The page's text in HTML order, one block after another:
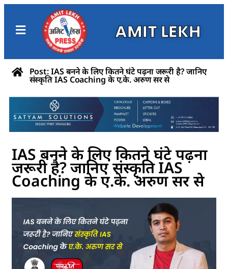
AMIT LEKH
Post: IAS बनने के लिए कितने घंटे पढ़ना जरूरी है? जानिए
संस्कृति IAS Coaching के ए.के. अरुण सर से
IAS बनने के लिए कितने घंटे पढ़ना
जरूरी है? जानिए संस्कृति IAS
Coaching के ए.के. अरुण सर से